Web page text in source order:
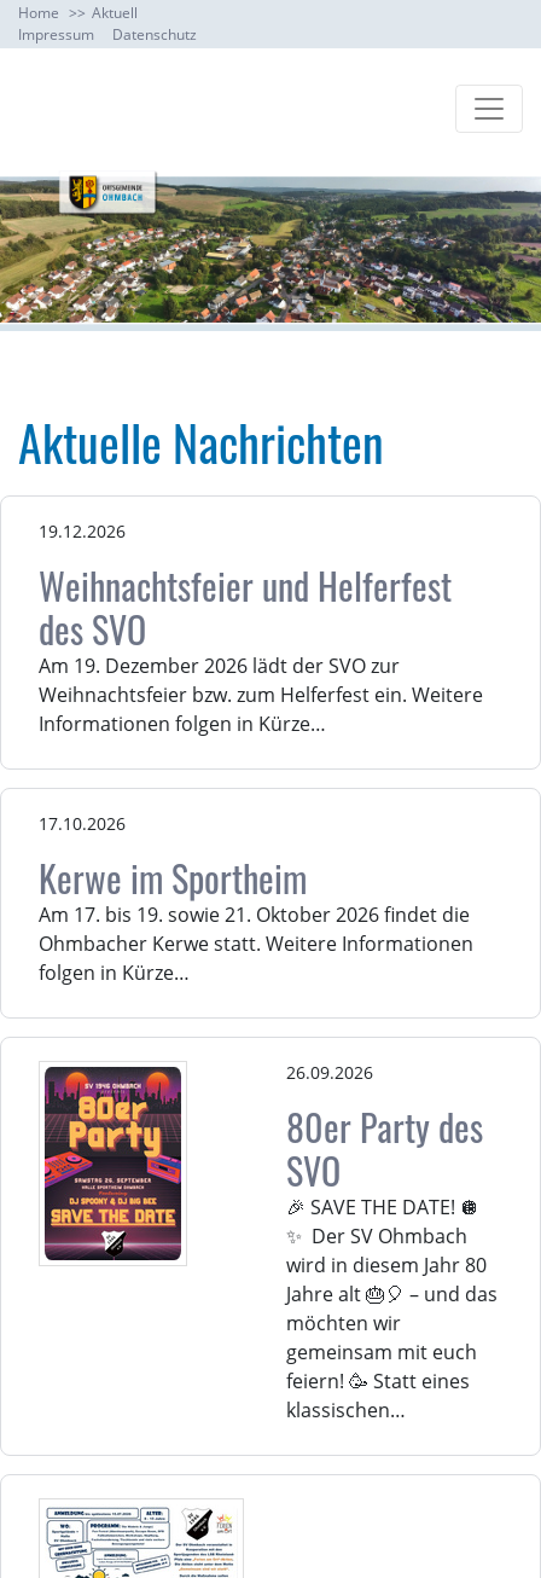
Home
Aktuell
Impressum
Datenschutz
Aktuelle Nachrichten
19.12.2026
Weihnachtsfeier und Helferfest
des SVO
Am 19. Dezember 2026 lädt der SVO zur
Weihnachtsfeier bzw. zum Helferfest ein. Weitere
Informationen folgen in Kürze…
17.10.2026
Kerwe im Sportheim
Am 17. bis 19. sowie 21. Oktober 2026 findet die
Ohmbacher Kerwe statt. Weitere Informationen
folgen in Kürze…
26.09.2026
80er Party des
SVO
🎉 SAVE THE DATE! 🪩
✨ Der SV Ohmbach
wird in diesem Jahr 80
Jahre alt 🎂🎈 – und das
möchten wir
gemeinsam mit euch
feiern! 🥳 Statt eines
klassischen…